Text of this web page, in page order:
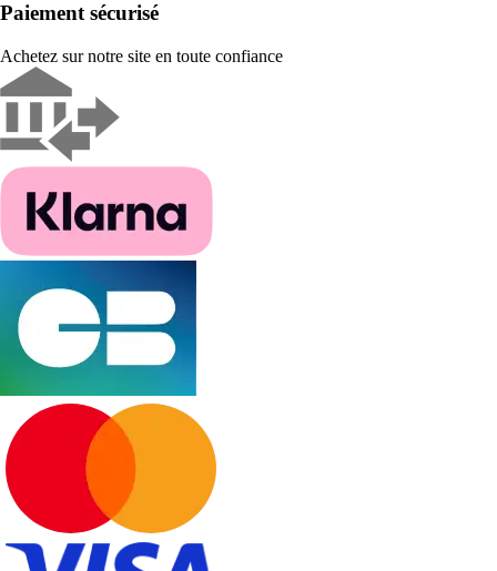
Paiement sécurisé
Achetez sur notre site en toute confiance